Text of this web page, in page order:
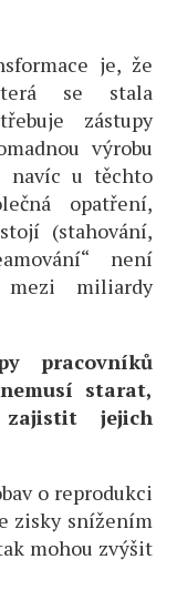
je, že
se stala
zástupy
výrobu
navíc u těchto
opatření,
(stahování,
není
mezi miliardy
pracovníků
starat,
jejich
o reprodukci
zisky snížením
mohou zvýšit